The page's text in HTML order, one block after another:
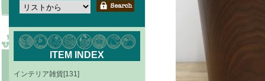
ITEM INDEX
インテリア雑貨[131]